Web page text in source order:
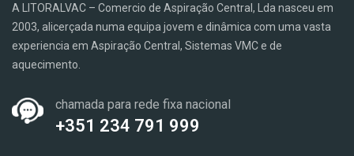
A LITORALVAC – Comercio de Aspiração Central, Lda nasceu em
2003, alicerçada numa equipa jovem e dinâmica com uma vasta
experiencia em Aspiração Central, Sistemas VMC e de
aquecimento.
chamada para rede fixa nacional
+351 234 791 999